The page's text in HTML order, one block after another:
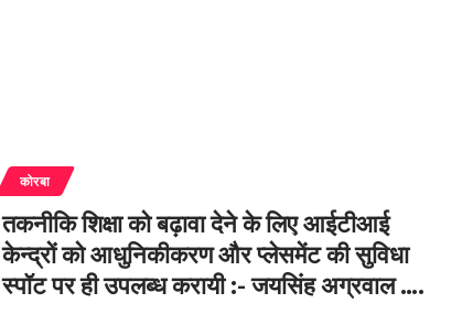
कोरबा
तकनीकि शिक्षा को बढ़ावा देने के लिए आईटीआई
केन्द्रों को आधुनिकीकरण और प्लेसमेंट की सुविधा
स्पॉट पर ही उपलब्ध करायी :- जयसिंह अग्रवाल ….